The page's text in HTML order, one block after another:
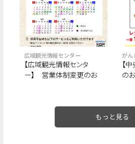
広域観光情報センター
【広域観光情報センタ
ー】 営業体制変更のお
がん
【
の
もっと見る